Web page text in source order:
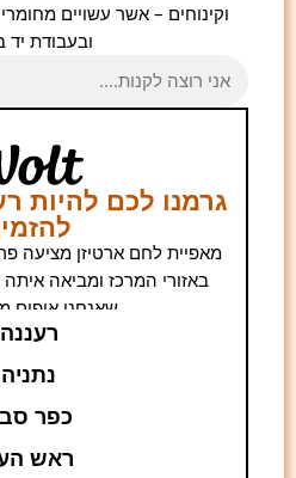
וקינוחים – אשר עשויים
ובעבודת יד
גרמנו לכם להיות
מאפיית לחם ארטיזן מציעה
באזורי המרכז ומביאה
שאנחנו אופים
רעננה
נתניה
כפר
ראש